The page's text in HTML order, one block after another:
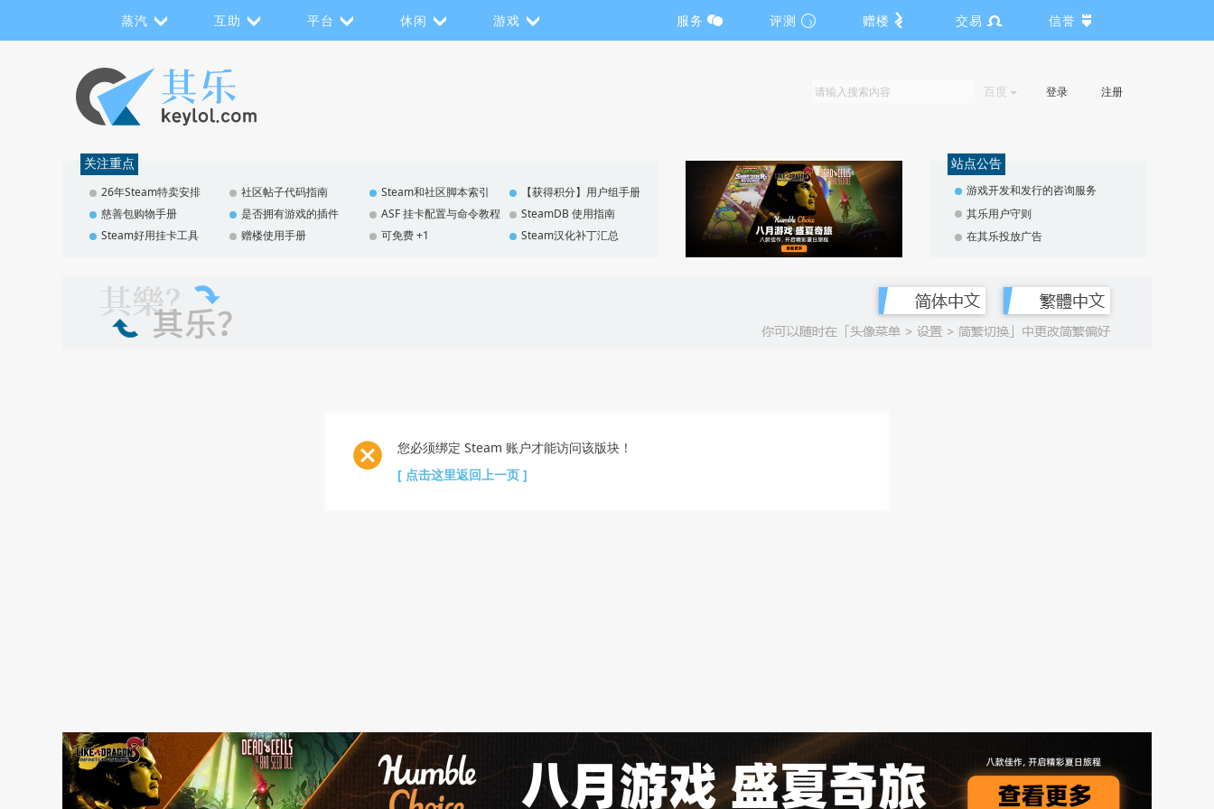
蒸汽 互助 平台 休闲 游戏 服务 评测 赠楼 交易 信誉
百度 登录 注册
关注重点
26年Steam特卖安排 社区帖子代码指南 Steam和社区脚本索引
【获得积分】用户组手册
慈善包购物手册
是否拥有游戏的插件 ASF 挂卡配置与命令教程
SteamDB 使用指南
Steam好用挂卡工具
赠楼使用手册 可免费 +1 Steam汉化补丁汇总
站点公告
游戏开发和发行的咨询服务
其乐用户守则
在其乐投放广告
您必须绑定 Steam 账户才能访问该版块！
[ 点击这里返回上一页 ]